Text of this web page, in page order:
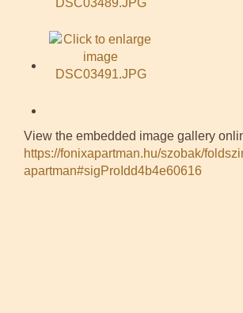
View the embedded image gallery
https://fonixapartman.hu/szobak/
apartman#sigProIdd4b4e60616